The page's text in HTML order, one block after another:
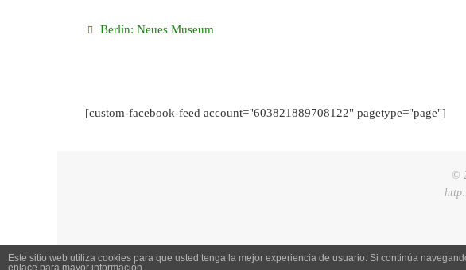
Berlín: Neues Museum
[custom-facebook-feed account="603821889708122" pagetype="page"]
©
Este sitio web utiliza cookies para que usted tenga la mejor experiencia de usuario. Si continúa
enlace para mayor información.